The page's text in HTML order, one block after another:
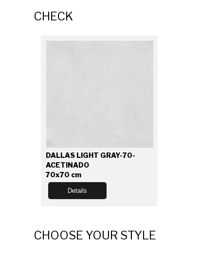
CHECK
DALLAS LIGHT GRAY-70-
ACETINADO
70x70 cm
Details
CHOOSE YOUR STYLE